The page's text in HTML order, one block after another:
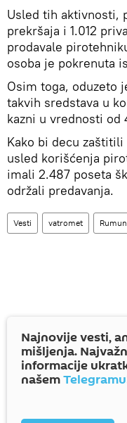
Usled tih aktivnosti,
prekršaja i 1.012
prodavale
osoba je pokrenuta
Osim toga, oduzeto
takvih sredstava u
kazni u vrednosti od
Kako bi decu
usled korišćenja
imali 2.487 poseta
održali predavanja.
Vesti vatromet
Najnovije vesti,
mišljenja.
informacije
našemTelegramu